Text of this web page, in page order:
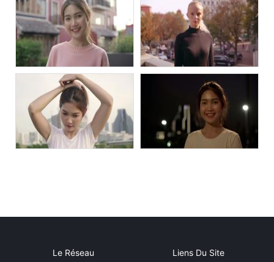
Le Réseau Liens Du Site